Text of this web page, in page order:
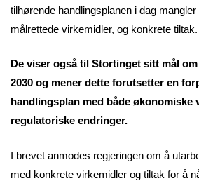
tilhørende handlingsplanen i dag
målrettede virkemidler, og konkrete tiltak.
De viser også til Stortinget sitt mål
2030 og mener dette forutsetter en
handlingsplan med både økonomiske
regulatoriske endringer.
I brevet anmodes regjeringen om å
med konkrete virkemidler og tiltak for å